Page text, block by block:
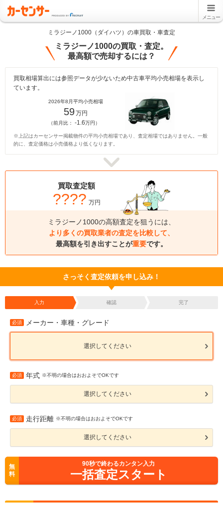
メニュー
ミラジーノ1000（ダイハツ）の車買取・車査定
ミラジーノ1000の買取・査定。
最高額で売却するには？
買取相場算出には参照データが少ないため中古車平均小売相場を表示し
ています。
2026年8月平均小売相場
59万円
（前月比： -1.6万円）
※上記はカーセンサー掲載物件の平均小売相場であり、査定相場ではありません。一般
的に、査定価格は小売価格より低くなります。
買取査定額
???? 万円
ミラジーノ1000の高額査定を狙うには、
より多くの買取業者の査定を比較して、
最高額を引き出すことが重要です。
さっそく査定依頼を申し込み！
入力 確認 完了
必須 メーカー・車種・グレード
選択してください
必須 年式 ※不明の場合はおおよそでOKです
選択してください
必須 走行距離 ※不明の場合はおおよそでOKです
選択してください
無
料
90秒で終わるカンタン入力
一括査定スタート